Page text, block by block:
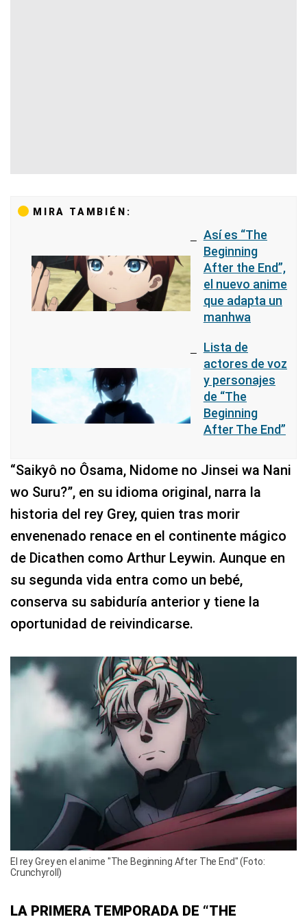
MIRA TAMBIÉN:
Así es “The
Beginning
After the End”,
el nuevo anime
que adapta un
manhwa
Lista de
actores de voz
y personajes
de “The
Beginning
After The End”
“Saikyô no Ôsama, Nidome no Jinsei wa Nani
wo Suru?”, en su idioma original, narra la
historia del rey Grey, quien tras morir
envenenado renace en el continente mágico
de Dicathen como Arthur Leywin. Aunque en
su segunda vida entra como un bebé,
conserva su sabiduría anterior y tiene la
oportunidad de reivindicarse.
El rey Grey en el anime "The Beginning After The End" (Foto:
Crunchyroll)
LA PRIMERA TEMPORADA DE “THE